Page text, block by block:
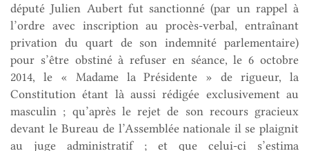
député Julien Aubert fut sanctionné (par un rappel à
l’ordre avec inscription au procès-verbal, entraînant
privation du quart de son indemnité parlementaire)
pour s’être obstiné à refuser en séance, le 6 octobre
2014, le « Madame la Présidente » de rigueur, la
Constitution étant là aussi rédigée exclusivement au
masculin ; qu’après le rejet de son recours gracieux
devant le Bureau de l’Assemblée nationale il se plaignit
au juge administratif ; et que celui-ci s’estima